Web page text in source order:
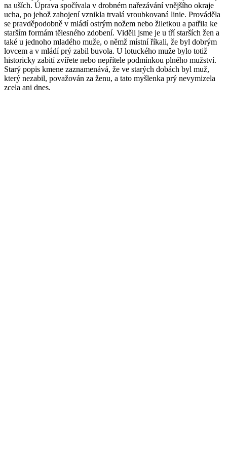
na uších. Úprava spočívala v drobném nařezávání vnějšího okraje
ucha, po jehož zahojení vznikla trvalá vroubkovaná linie. Prováděla
se pravděpodobně v mládí ostrým nožem nebo žiletkou a patřila ke
starším formám tělesného zdobení. Viděli jsme je u tří starších žen a
také u jednoho mladého muže, o němž místní říkali, že byl dobrým
lovcem a v mládí prý zabil buvola. U lotuckého muže bylo totiž
historicky zabití zvířete nebo nepřítele podmínkou plného mužství.
Starý popis kmene zaznamenává, že ve starých dobách byl muž,
který nezabil, považován za ženu, a tato myšlenka prý nevymizela
zcela ani dnes.